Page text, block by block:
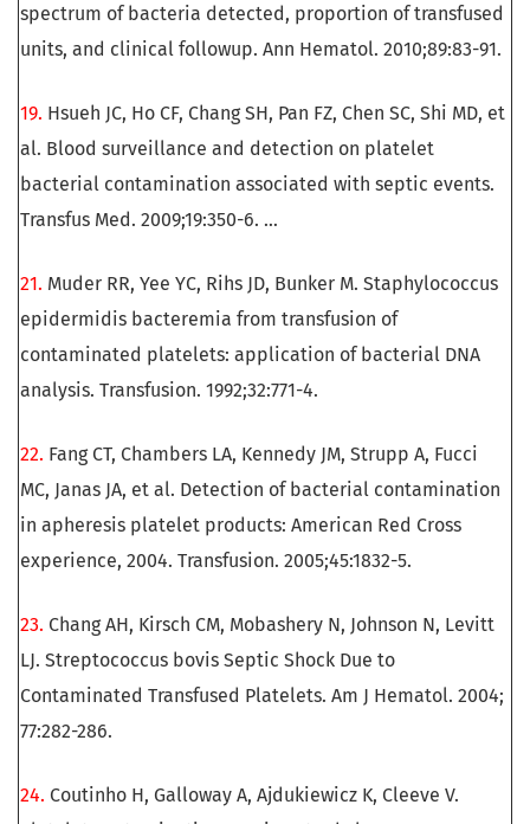
spectrum of bacteria detected, proportion of transfused
units, and clinical followup. Ann Hematol. 2010;89:83-91.
19. Hsueh JC, Ho CF, Chang SH, Pan FZ, Chen SC, Shi MD, et
al. Blood surveillance and detection on platelet
bacterial contamination associated with septic events.
Transfus Med. 2009;19:350-6. …
21. Muder RR, Yee YC, Rihs JD, Bunker M. Staphylococcus
epidermidis bacteremia from transfusion of
contaminated platelets: application of bacterial DNA
analysis. Transfusion. 1992;32:771-4.
22. Fang CT, Chambers LA, Kennedy JM, Strupp A, Fucci
MC, Janas JA, et al. Detection of bacterial contamination
in apheresis platelet products: American Red Cross
experience, 2004. Transfusion. 2005;45:1832-5.
23. Chang AH, Kirsch CM, Mobashery N, Johnson N, Levitt
LJ. Streptococcus bovis Septic Shock Due to
Contaminated Transfused Platelets. Am J Hematol. 2004;
77:282-286.
24. Coutinho H, Galloway A, Ajdukiewicz K, Cleeve V.